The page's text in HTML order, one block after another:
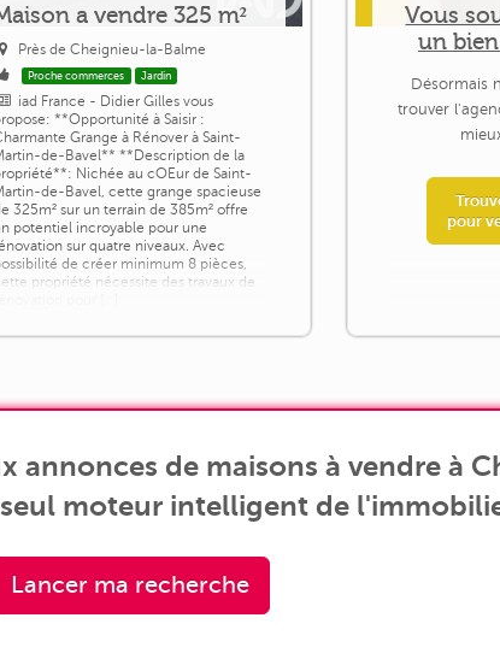
a vendre 325 m²
Près de Cheignieu-la-Balme
Proche commerces Jardin
iad France - Didier Gilles vous
**Opportunité à Saisir :
Grange à Rénover à Saint-
de-Bavel** **Description de la
Nichée au cOEur de Saint-
de-Bavel, cette grange spacieuse
325m² sur un terrain de 385m² offre
potentiel incroyable pour une
sur quatre niveaux. Avec
de créer minimum 8 pièces,
propriété nécessite des travaux de
Vous
un
Désormais
trouver
pour
annonces de maisons à vendre à
seul moteur intelligent de
Lancer ma recherche